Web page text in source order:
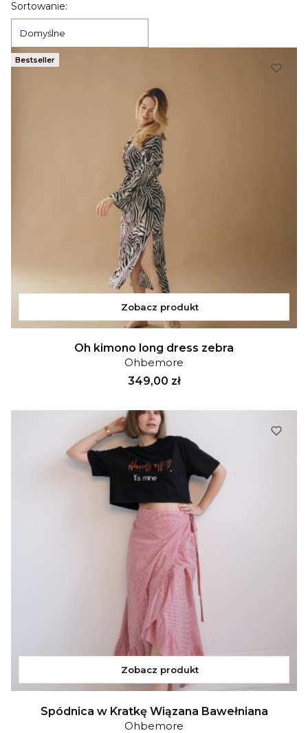
Lista produktów
Sortowanie:
Domyślne
Bestseller
Zobacz produkt
Oh kimono long dress zebra
Ohbemore
Cena
349,00 zł
Zobacz produkt
Spódnica w Kratkę Wiązana Bawełniana
Ohbemore